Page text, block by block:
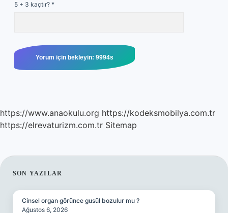
5 + 3 kaçtır? *
https://www.anaokulu.org https://kodeksmobilya.com.tr
https://elrevaturizm.com.tr Sitemap
SIDEBAR
SON YAZILAR
Cinsel organ görünce gusül bozulur mu ?
Ağustos 6, 2026